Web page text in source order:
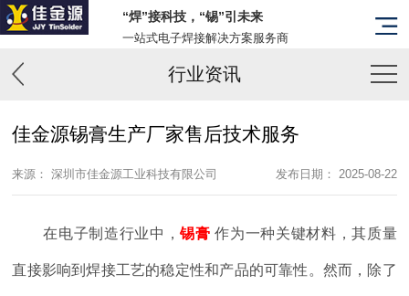
“焊”接科技，“锡”引未来
一站式电子焊接解决方案服务商
行业资讯
佳金源锡膏生产厂家售后技术服务
来源： 深圳市佳金源工业科技有限公司 发布日期： 2025-08-22
在电子制造行业中，锡膏 作为一种关键材料，其质量
直接影响到焊接工艺的稳定性和产品的可靠性。然而，除了